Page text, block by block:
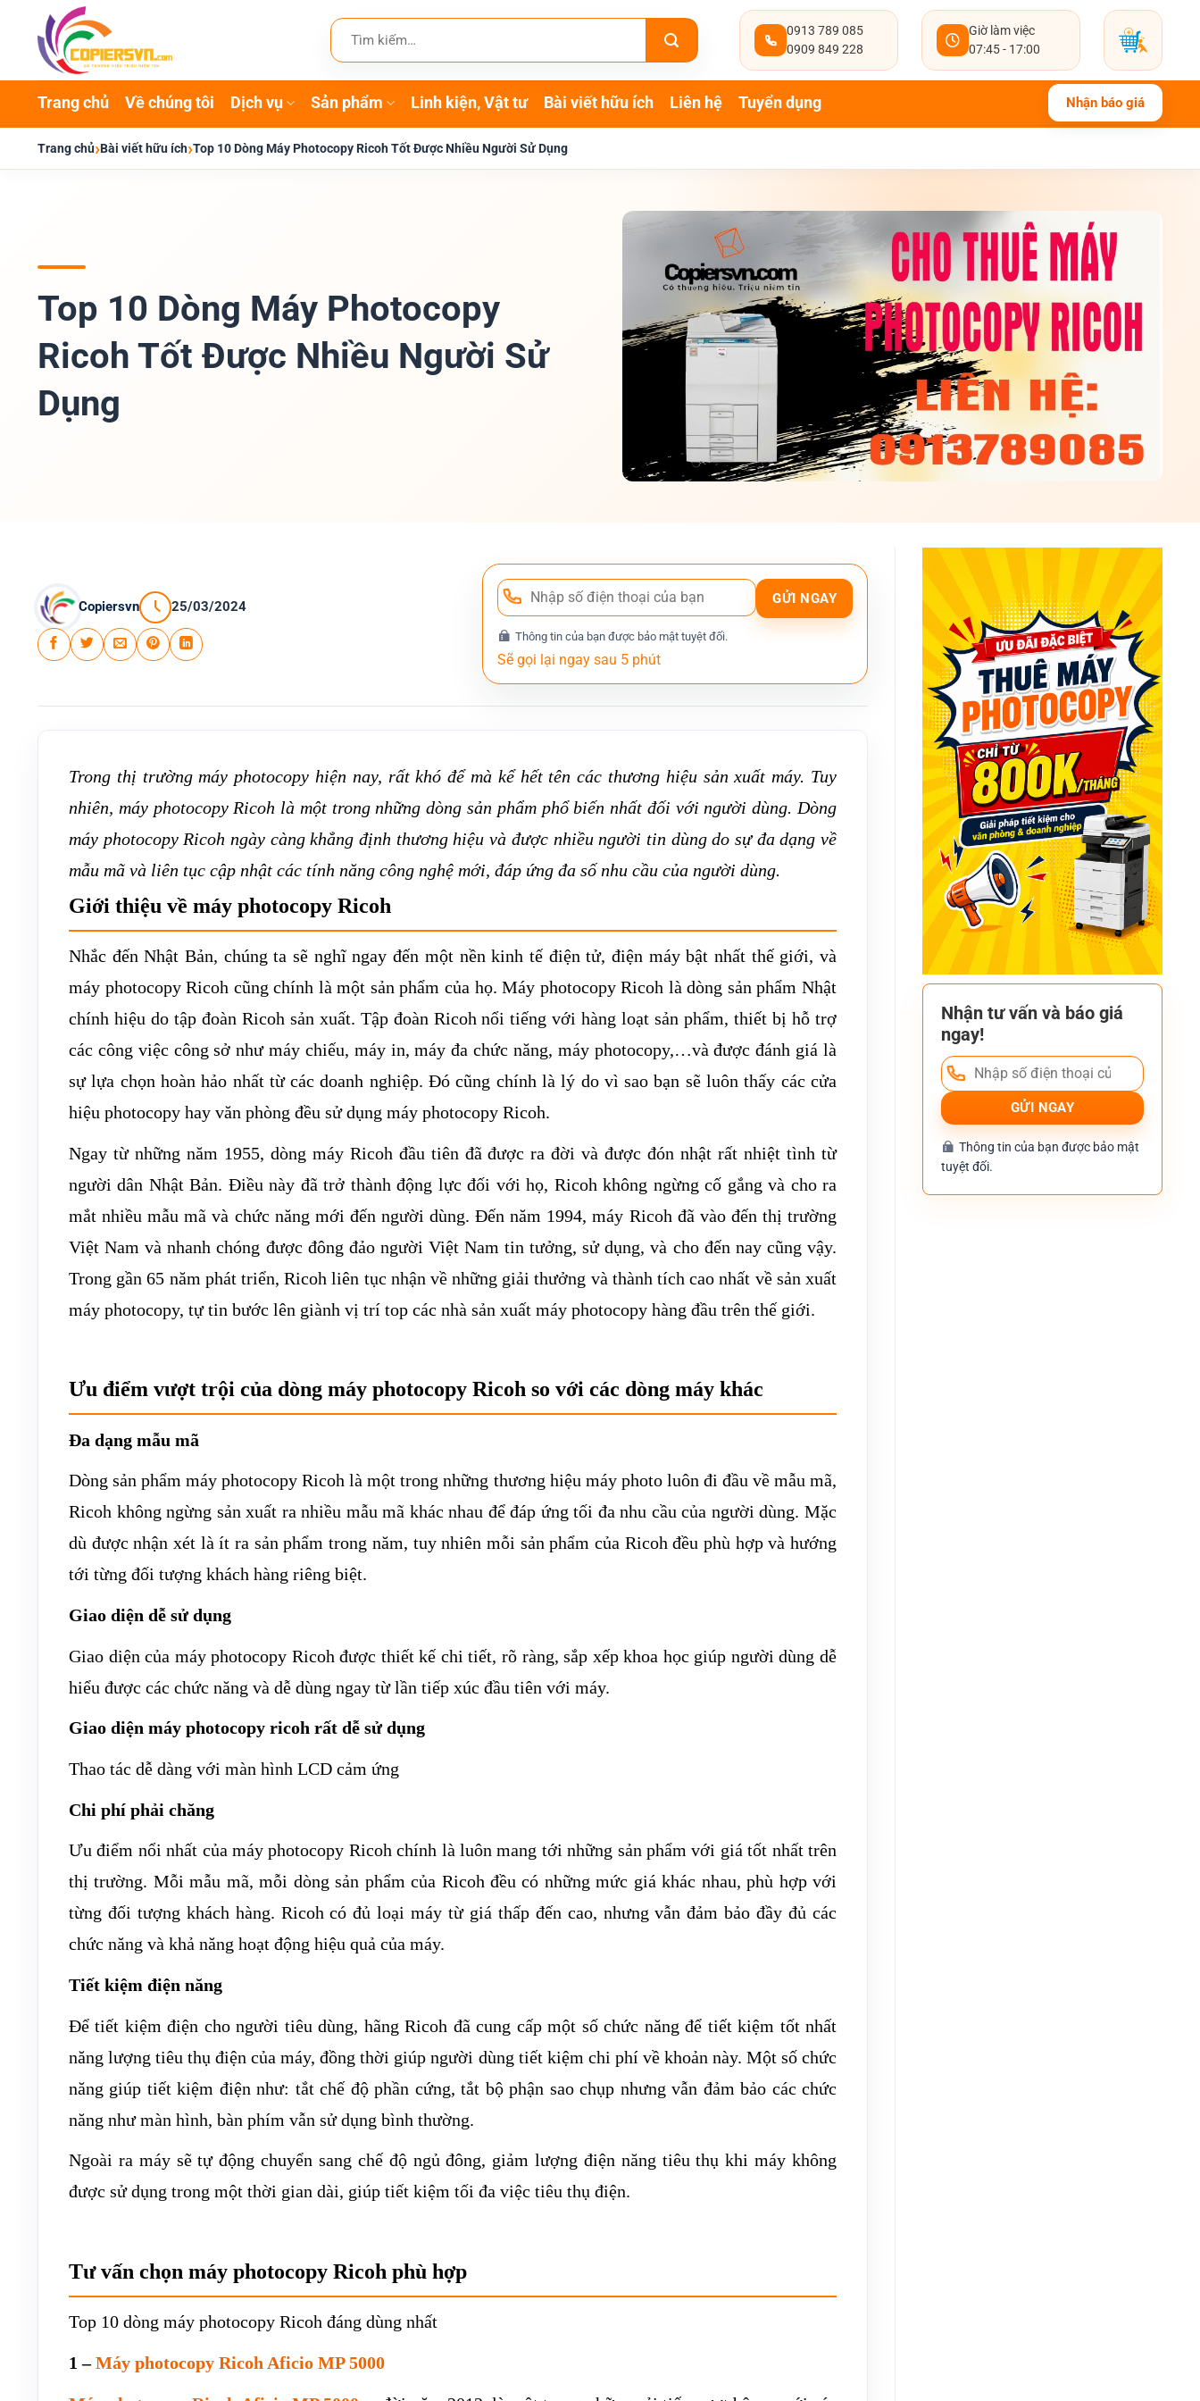
dung
Tìm
kiếm:
0913 789 085
0909 849 228
Giờ làm việc
07:45 - 17:00
Trang chủ Về chúng tôi Dịch vụ Sản phẩm Linh kiện, Vật tư Bài viết hữu ích Liên hệ Tuyển dụng Nhận báo giá
Trang chủ›Bài viết hữu ích›Top 10 Dòng Máy Photocopy Ricoh Tốt Được Nhiều Người Sử Dụng
Top 10 Dòng Máy Photocopy
Ricoh Tốt Được Nhiều Người Sử
Dụng
Copiersvn 25/03/2024
Thông tin của bạn được bảo mật tuyệt đối.
Trong thị trường máy photocopy hiện nay, rất khó để mà kể hết tên các thương hiệu sản xuất máy. Tuy
nhiên, máy photocopy Ricoh là một trong những dòng sản phẩm phổ biến nhất đối với người dùng. Dòng
máy photocopy Ricoh ngày càng khẳng định thương hiệu và được nhiều người tin dùng do sự đa dạng về
mẫu mã và liên tục cập nhật các tính năng công nghệ mới, đáp ứng đa số nhu cầu của người dùng.
Giới thiệu về máy photocopy Ricoh
Nhắc đến Nhật Bản, chúng ta sẽ nghĩ ngay đến một nền kinh tế điện tử, điện máy bật nhất thế giới, và
máy photocopy Ricoh cũng chính là một sản phẩm của họ. Máy photocopy Ricoh là dòng sản phẩm Nhật
chính hiệu do tập đoàn Ricoh sản xuất. Tập đoàn Ricoh nổi tiếng với hàng loạt sản phẩm, thiết bị hỗ trợ
các công việc công sở như máy chiếu, máy in, máy đa chức năng, máy photocopy,…và được đánh giá là
sự lựa chọn hoàn hảo nhất từ các doanh nghiệp. Đó cũng chính là lý do vì sao bạn sẽ luôn thấy các cửa
hiệu photocopy hay văn phòng đều sử dụng máy photocopy Ricoh.
Ngay từ những năm 1955, dòng máy Ricoh đầu tiên đã được ra đời và được đón nhật rất nhiệt tình từ
người dân Nhật Bản. Điều này đã trở thành động lực đối với họ, Ricoh không ngừng cố gắng và cho ra
mắt nhiều mẫu mã và chức năng mới đến người dùng. Đến năm 1994, máy Ricoh đã vào đến thị trường
Việt Nam và nhanh chóng được đông đảo người Việt Nam tin tưởng, sử dụng, và cho đến nay cũng vậy.
Trong gần 65 năm phát triển, Ricoh liên tục nhận về những giải thưởng và thành tích cao nhất về sản xuất
máy photocopy, tự tin bước lên giành vị trí top các nhà sản xuất máy photocopy hàng đầu trên thế giới.
Ưu điểm vượt trội của dòng máy photocopy Ricoh so với các dòng máy khác
Đa dạng mẫu mã
Dòng sản phẩm máy photocopy Ricoh là một trong những thương hiệu máy photo luôn đi đầu về mẫu mã,
Ricoh không ngừng sản xuất ra nhiều mẫu mã khác nhau để đáp ứng tối đa nhu cầu của người dùng. Mặc
dù được nhận xét là ít ra sản phẩm trong năm, tuy nhiên mỗi sản phẩm của Ricoh đều phù hợp và hướng
tới từng đối tượng khách hàng riêng biệt.
Giao diện dễ sử dụng
Giao diện của máy photocopy Ricoh được thiết kế chi tiết, rõ ràng, sắp xếp khoa học giúp người dùng dễ
hiểu được các chức năng và dễ dùng ngay từ lần tiếp xúc đầu tiên với máy.
Giao diện máy photocopy ricoh rất dễ sử dụng
Thao tác dễ dàng với màn hình LCD cảm ứng
Chi phí phải chăng
Ưu điểm nổi nhất của máy photocopy Ricoh chính là luôn mang tới những sản phẩm với giá tốt nhất trên
thị trường. Mỗi mẫu mã, mỗi dòng sản phẩm của Ricoh đều có những mức giá khác nhau, phù hợp với
từng đối tượng khách hàng. Ricoh có đủ loại máy từ giá thấp đến cao, nhưng vẫn đảm bảo đầy đủ các
chức năng và khả năng hoạt động hiệu quả của máy.
Tiết kiệm điện năng
Để tiết kiệm điện cho người tiêu dùng, hãng Ricoh đã cung cấp một số chức năng để tiết kiệm tốt nhất
năng lượng tiêu thụ điện của máy, đồng thời giúp người dùng tiết kiệm chi phí về khoản này. Một số chức
năng giúp tiết kiệm điện như: tắt chế độ phần cứng, tắt bộ phận sao chụp nhưng vẫn đảm bảo các chức
năng như màn hình, bàn phím vẫn sử dụng bình thường.
Ngoài ra máy sẽ tự động chuyển sang chế độ ngủ đông, giảm lượng điện năng tiêu thụ khi máy không
được sử dụng trong một thời gian dài, giúp tiết kiệm tối đa việc tiêu thụ điện.
Tư vấn chọn máy photocopy Ricoh phù hợp
Top 10 dòng máy photocopy Ricoh đáng dùng nhất
1 –Máy photocopy Ricoh Aficio MP 5000
Nhận tư vấn và báo giá
ngay!
Thông tin của bạn được bảo mật
tuyệt đối.